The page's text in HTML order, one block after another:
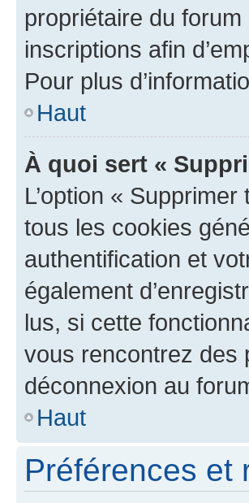
propriétaire du
inscriptions afin
Pour plus
Haut
À quoi sert «
L’option «
tous les cookies
authentification et
également
lus, si cette
vous rencontrez des
déconnexion au
Haut
Préférences et